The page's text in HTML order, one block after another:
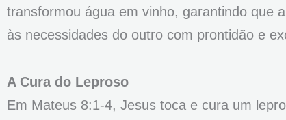
transformou água em vinho, garantindo que
às necessidades do outro com prontidão e
A Cura do Leproso
Em Mateus 8:1-4, Jesus toca e cura um